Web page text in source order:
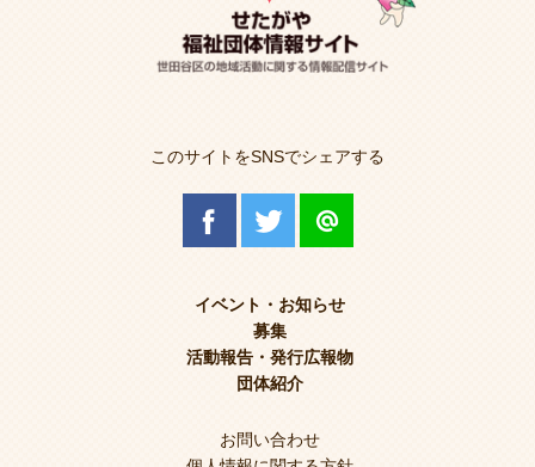
このサイトをSNSでシェアする
イベント・お知らせ
募集
活動報告・発行広報物
団体紹介
お問い合わせ